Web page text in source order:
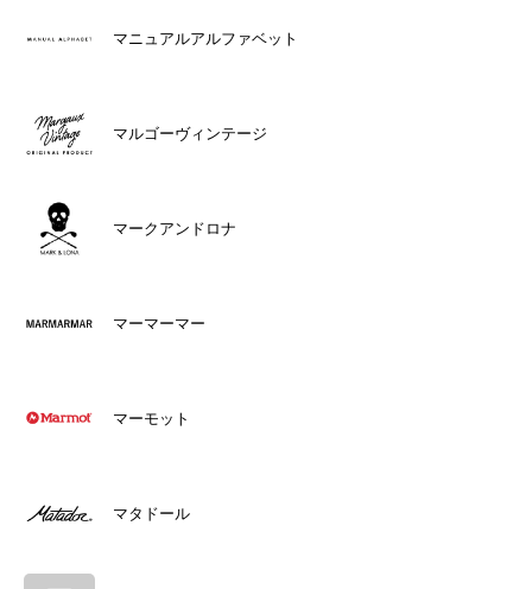
マニュアルアルファベット
マルゴーヴィンテージ
マークアンドロナ
マーマーマー
マーモット
マタドール